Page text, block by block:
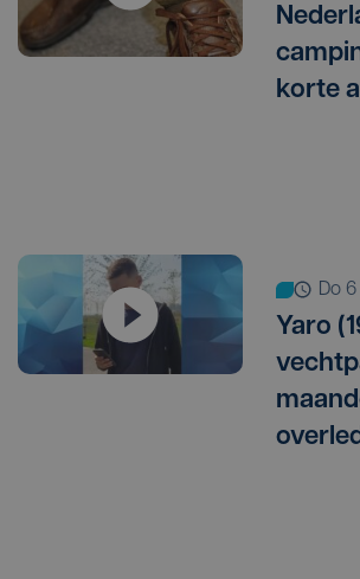
korte
do
Yaro